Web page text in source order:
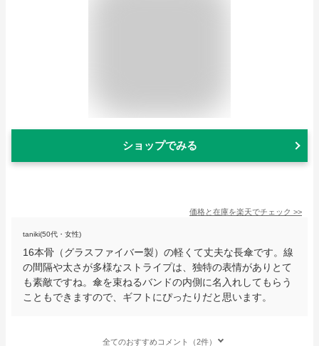
ショップでみる
価格と在庫を楽天でチェック >>
taniki(50代・女性)
16本骨（グラスファイバー製）の軽くて丈夫な長傘です。線
の間隔や太さが多様なストライプは、独特の表情がありとて
も素敵ですね。傘を束ねるバンドの内側に名入れしてもらう
こともできますので、ギフトにぴったりだと思います。
全てのおすすめコメント（2件）